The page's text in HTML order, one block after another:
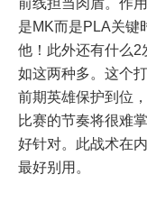
前线担当肉盾。作
是MK而是PLA关键
他！此外还有什么2
如这两种多。这个
前期英雄保护到位
比赛的节奏将很难
好针对。此战术在
最好别用。